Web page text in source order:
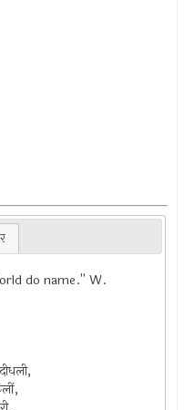
do name.'' W.